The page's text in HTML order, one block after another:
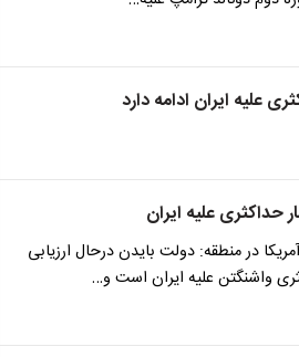
علیه ایران ادامه دارد
حداکثری علیه ایران
در منطقه: دولت بایدن درحال ارزیابی
واشنگتن علیه ایران است و…